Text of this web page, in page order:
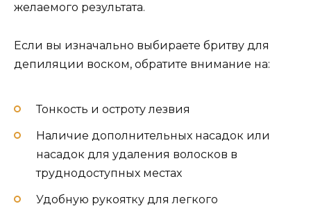
желаемого результата.
Если вы изначально выбираете бритву для
депиляции воском, обратите внимание на:
Тонкость и остроту лезвия
Наличие дополнительных насадок или
насадок для удаления волосков в
труднодоступных местах
Удобную рукоятку для легкого